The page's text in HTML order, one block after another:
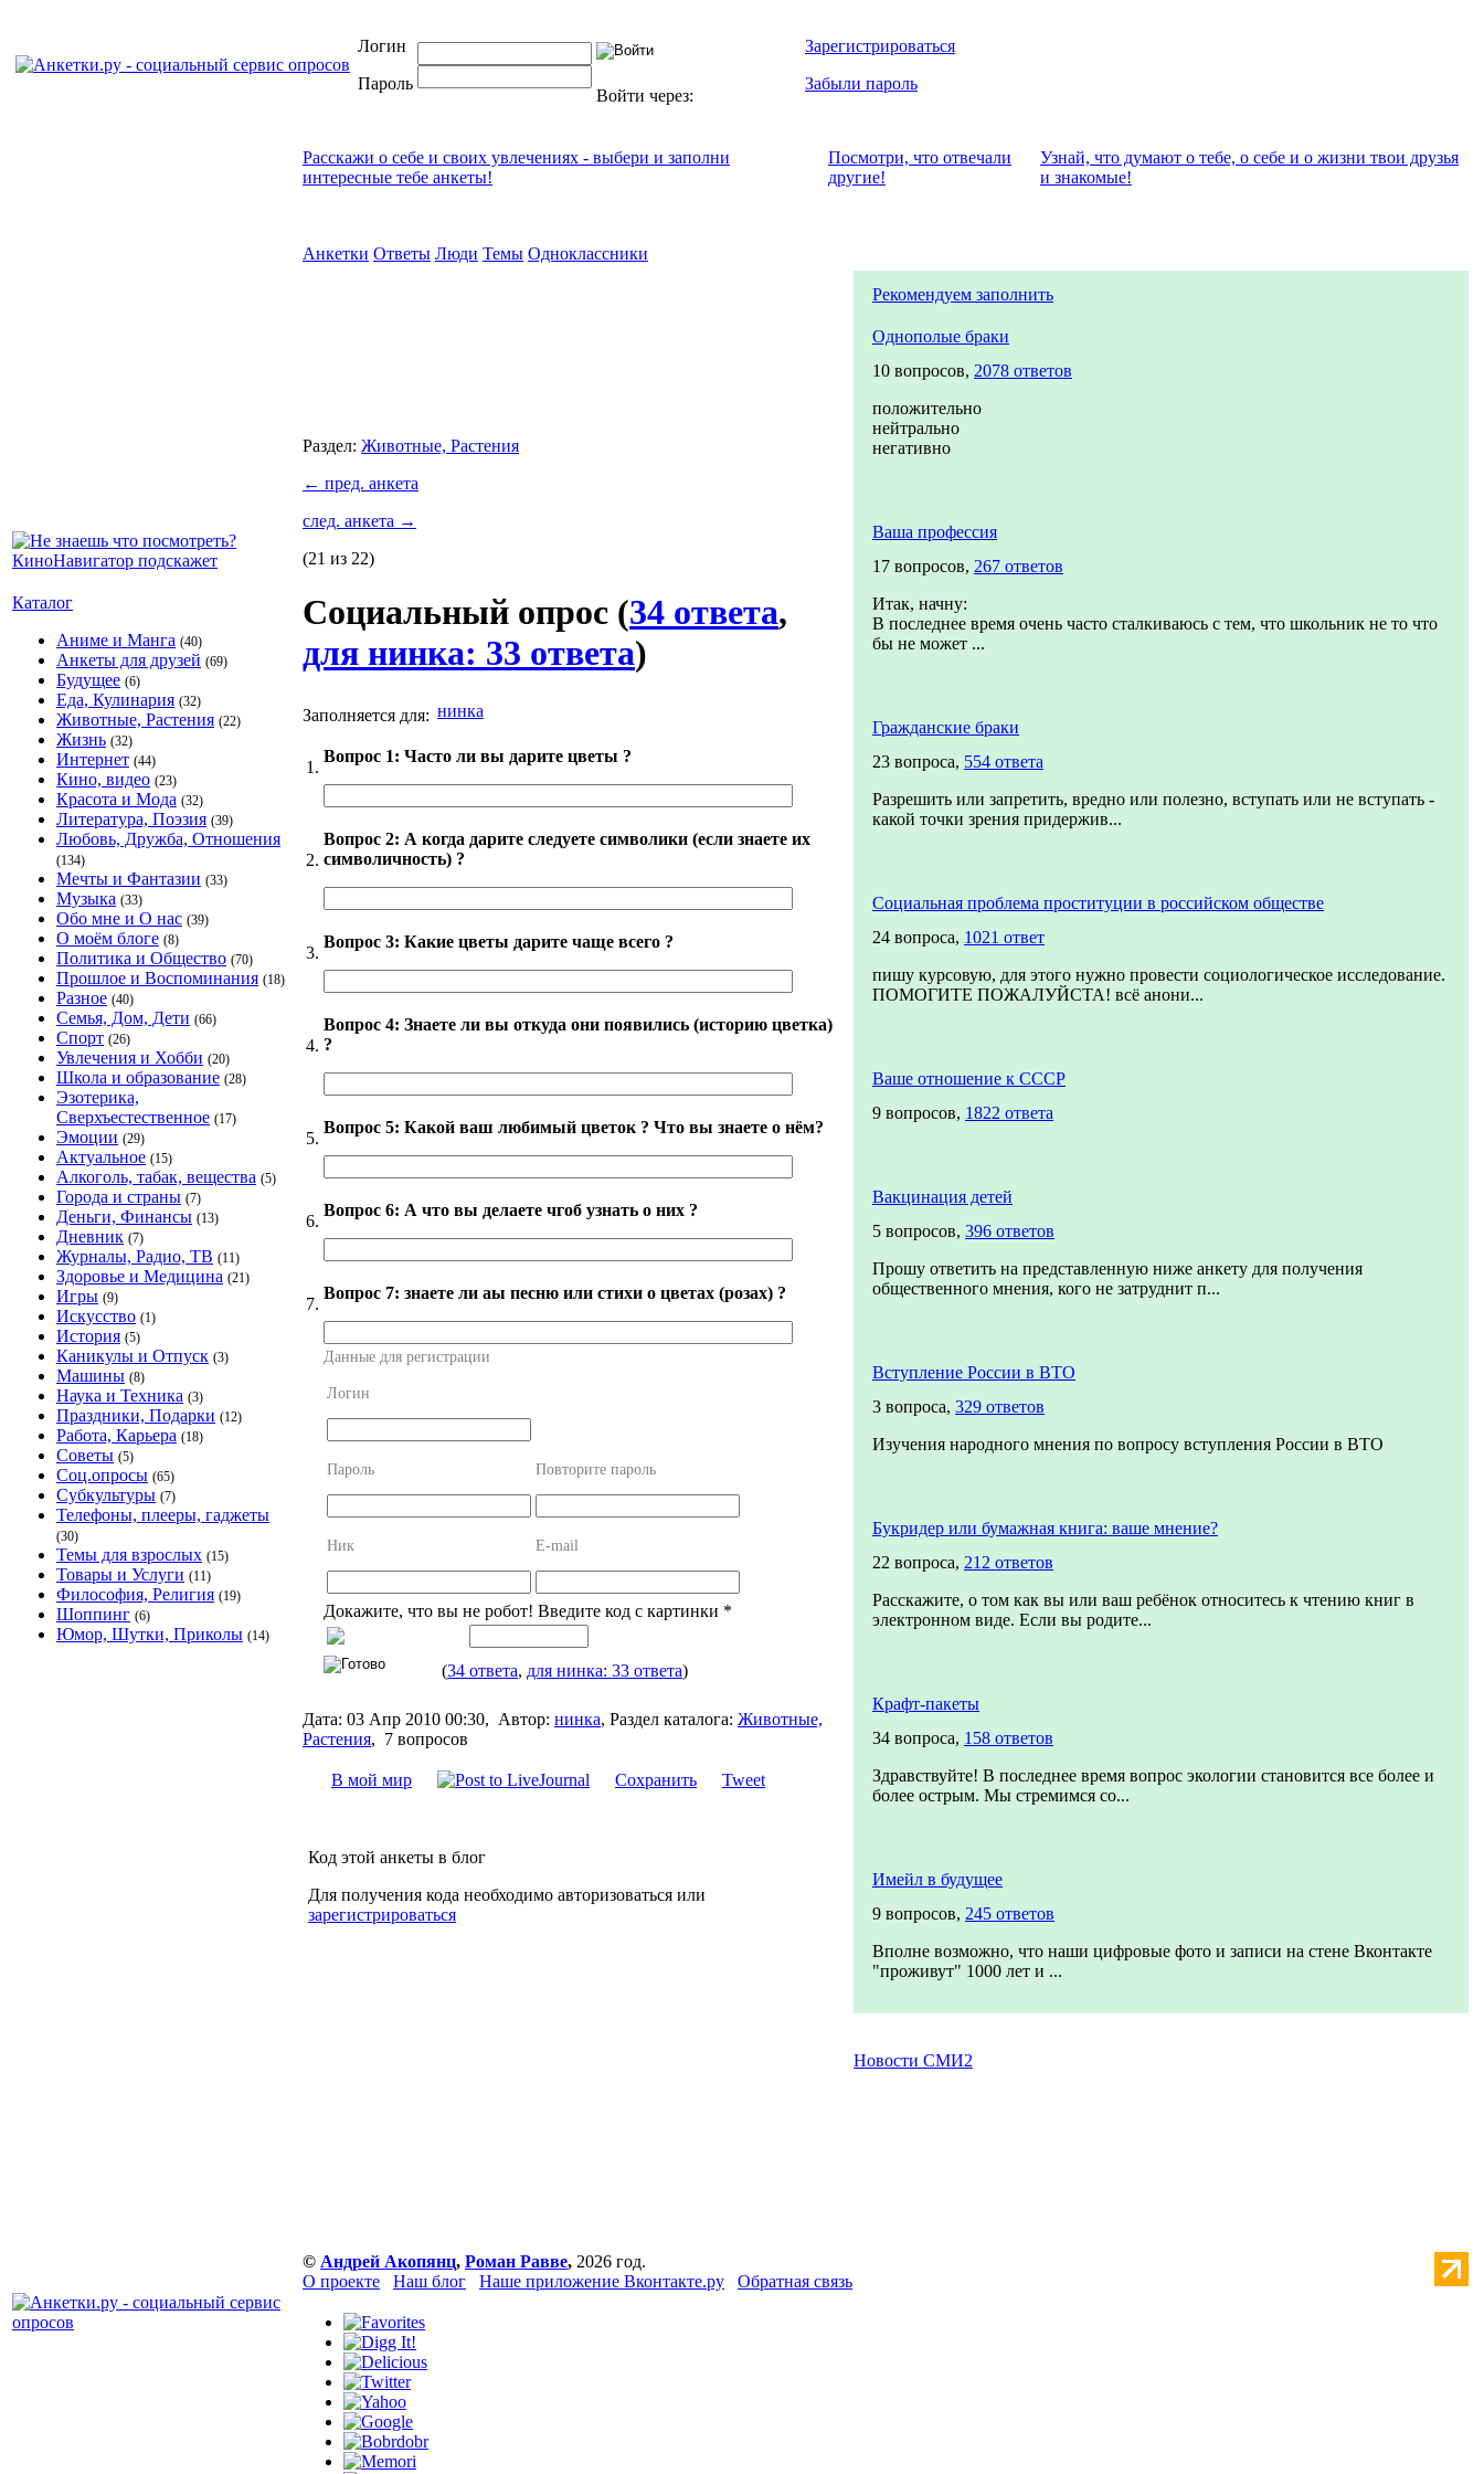
Логин
Пароль
Войти через:
Зарегистрироваться
Забыли пароль
Каталог
Аниме и Манга (40)
Анкеты для друзей (69)
Будущее (6)
Еда, Кулинария (32)
Животные, Растения (22)
Жизнь (32)
Интернет (44)
Кино, видео (23)
Красота и Мода (32)
Литература, Поэзия (39)
Любовь, Дружба, Отношения
(134)
Мечты и Фантазии (33)
Музыка (33)
Обо мне и О нас (39)
О моём блоге (8)
Политика и Общество (70)
Прошлое и Воспоминания (18)
Разное (40)
Семья, Дом, Дети (66)
Спорт (26)
Увлечения и Хобби (20)
Школа и образование (28)
Эзотерика,
Сверхъестественное (17)
Эмоции (29)
Актуальное (15)
Алкоголь, табак, вещества (5)
Города и страны (7)
Деньги, Финансы (13)
Дневник (7)
Журналы, Радио, ТВ (11)
Здоровье и Медицина (21)
Игры (9)
Искусство (1)
История (5)
Каникулы и Отпуск (3)
Машины (8)
Наука и Техника (3)
Праздники, Подарки (12)
Работа, Карьера (18)
Советы (5)
Соц.опросы (65)
Субкультуры (7)
Телефоны, плееры, гаджеты
(30)
Темы для взрослых (15)
Товары и Услуги (11)
Философия, Религия (19)
Шоппинг (6)
Юмор, Шутки, Приколы (14)
Расскажи о себе и своих увлечениях - выбери и заполни
интересные тебе анкеты!
Посмотри, что отвeчали
другие!
Узнай, что думают о тебе, о себе и о жизни твои друзья
и знакомые!
Анкетки Ответы Люди Темы Одноклассники
Раздел: Животные, Растения
← пред. анкета
след. анкета →
(21 из 22)
Социальный опрос (34 ответа,
для нинка: 33 ответа)
Заполняется для: нинка
1.
Вопрос 1: Часто ли вы дарите цветы ?
2.
Вопрос 2: А когда дарите следуете символики (если знаете их
символичность) ?
3.
Вопрос 3: Какие цветы дарите чаще всего ?
4.
Вопрос 4: Знаете ли вы откуда они появились (историю цветка)
?
5.
Вопрос 5: Какой ваш любимый цветок ? Что вы знаете о нём?
6.
Вопрос 6: А что вы делаете чгоб узнать о них ?
7.
Вопрос 7: знаете ли аы песню или стихи о цветах (розах) ?
Данные для регистрации
Логин
Пароль Повторите пароль
Ник E-mail
Докажите, что вы не робот! Введите код с картинки *
(34 ответа, для нинка: 33 ответа)
Дата: 03 Апр 2010 00:30, Автор: нинка, Раздел каталога: Животные,
Растения, 7 вопросов
В мой мир Сохранить Tweet
Код этой анкеты в блог
Для получения кода необходимо авторизоваться или
зарегистрироваться
Рекомендуем заполнить
Однополые браки
10 вопросов, 2078 ответов
положительно
нейтрально
негативно
Ваша профессия
17 вопросов, 267 ответов
Итак, начну:
В последнее время очень часто сталкиваюсь с тем, что школьник не то что
бы не может ...
Гражданские браки
23 вопроса, 554 ответа
Разрешить или запретить, вредно или полезно, вступать или не вступать -
какой точки зрения придержив...
Социальная проблема проституции в российском обществе
24 вопроса, 1021 ответ
пишу курсовую, для этого нужно провести социологическое исследование.
ПОМОГИТЕ ПОЖАЛУЙСТА! всё анони...
Ваше отношение к СССР
9 вопросов, 1822 ответа
Вакцинация детей
5 вопросов, 396 ответов
Прошу ответить на представленную ниже анкету для получения
общественного мнения, кого не затруднит п...
Вступление России в ВТО
3 вопроса, 329 ответов
Изучения народного мнения по вопросу вступления России в ВТО
Букридер или бумажная книга: ваше мнение?
22 вопроса, 212 ответов
Расскажите, о том как вы или ваш ребёнок относитесь к чтению книг в
электронном виде. Если вы родите...
Крафт-пакеты
34 вопроса, 158 ответов
Здравствуйте! В последнее время вопрос экологии становится все более и
более острым. Мы стремимся со...
Имейл в будущее
9 вопросов, 245 ответов
Вполне возможно, что наши цифровые фото и записи на стене Вконтакте
"проживут" 1000 лет и ...
Новости СМИ2
© Андрей Акопянц, Роман Равве, 2026 год.
О проекте
Наш блог Наше приложение Вконтакте.ру Обратная связь